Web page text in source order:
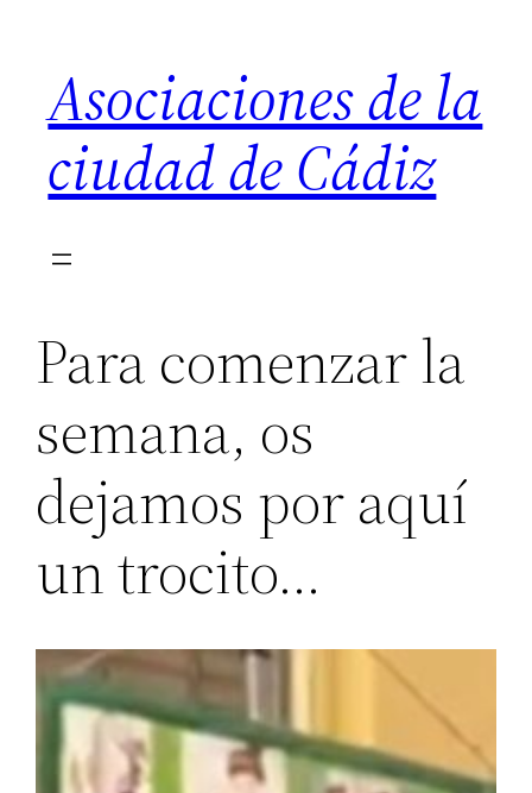
contenido
Asociaciones de la
ciudad de Cádiz
Para comenzar la
semana, os
dejamos por aquí
un trocito…